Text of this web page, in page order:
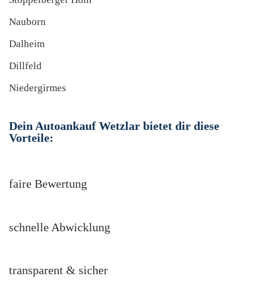
Nauborn
Dalheim
Dillfeld
Niedergirmes
Dein Autoankauf Wetzlar bietet dir diese
Vorteile:
faire Bewertung
schnelle Abwicklung
transparent & sicher